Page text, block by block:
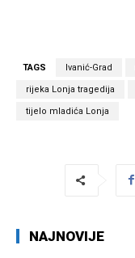
TAGS Ivanić-Grad
rijeka Lonja tragedija
tijelo mladića Lonja
NAJNOVIJE